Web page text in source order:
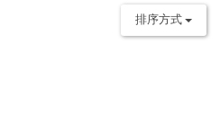
排序方式